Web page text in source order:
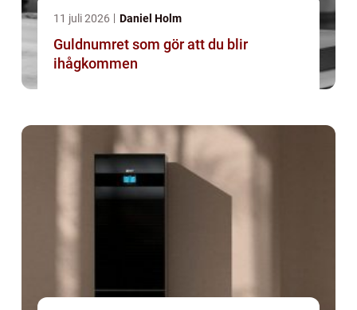
11 juli 2026 Daniel Holm
Guldnumret som gör att du blir
ihågkommen